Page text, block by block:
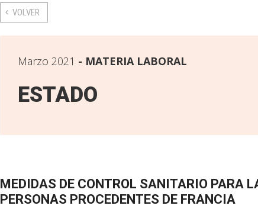
VOLVER
Marzo 2021 MATERIA LABORAL
ESTADO
MEDIDAS DE CONTROL SANITARIO PARA
PERSONAS PROCEDENTES DE FRANCIA